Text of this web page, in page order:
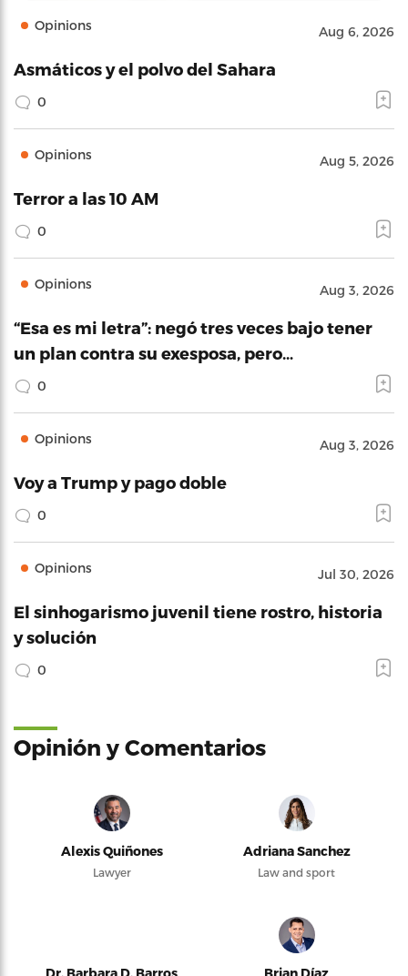
Opinions Aug 6, 2026
Asmáticos y el polvo del Sahara
0
Opinions Aug 5, 2026
Terror a las 10 AM
0
Opinions Aug 3, 2026
“Esa es mi letra”: negó tres veces bajo tener
un plan contra su exesposa, pero…
0
Opinions Aug 3, 2026
Voy a Trump y pago doble
0
Opinions Jul 30, 2026
El sinhogarismo juvenil tiene rostro, historia
y solución
0
Opinión y Comentarios
Alexis Quiñones
Lawyer
Adriana Sanchez
Law and sport
Dr. Barbara D. Barros Brian Díaz